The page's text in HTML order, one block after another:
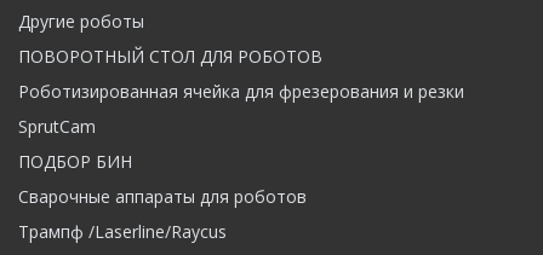
Другие роботы
ПОВОРОТНЫЙ СТОЛ ДЛЯ РОБОТОВ
Роботизированная ячейка для фрезерования и резки
SprutCam
ПОДБОР БИН
Сварочные аппараты для роботов
Трампф /Laserline/Raycus